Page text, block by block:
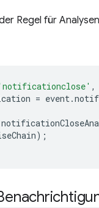
Regel für
,
= event.
);